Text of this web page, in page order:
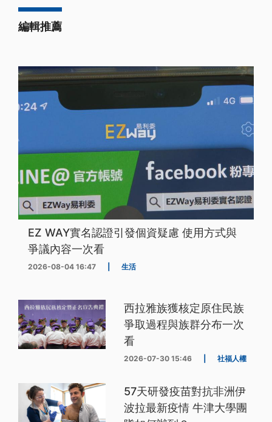
編輯推薦
EZ WAY實名認證引發個資疑慮 使用方式與
爭議內容一次看
2026-08-04 16:47 生活
西拉雅族獲核定原住民族
爭取過程與族群分布一次
看
2026-07-30 15:46 社福人權
57天研發疫苗對抗非洲伊
波拉最新疫情 牛津大學團